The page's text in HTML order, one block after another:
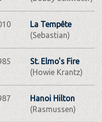
La Tempête
(Sebastian)
St. Elmo's Fire
(Howie Krantz)
Hanoi Hilton
(Rasmussen)